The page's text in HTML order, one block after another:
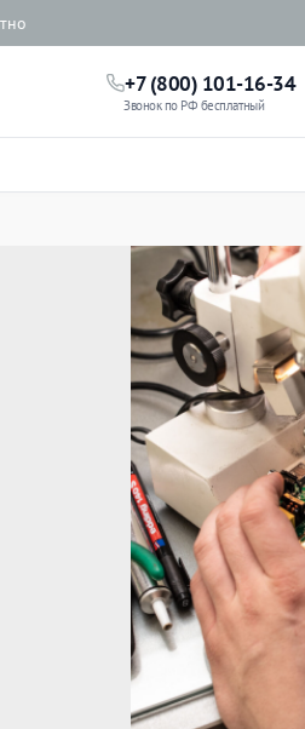
+7 (800) 101-16-34
Звонок по РФ бесплатный